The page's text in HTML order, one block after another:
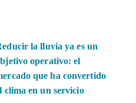
la lluvia ya es un
operativo: el
que ha convertido
clima en un servicio